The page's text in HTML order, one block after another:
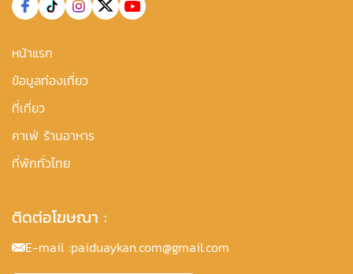
หน้าแรก
ข้อมูลท่องเที่ยว
ที่เที่ยว
คาเฟ่ ร้านอาหาร
ที่พักทั่วไทย
ติดต่อโฆษณา :
E-mail :paiduaykan.com@gmail.com